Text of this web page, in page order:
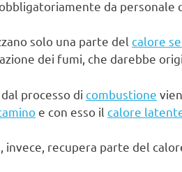
da personale
solo una parte del calore
dei fumi, che darebbe
processo di combustione
e con esso il calore
invece, recupera parte del